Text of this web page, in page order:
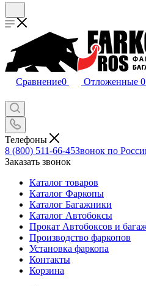
Сравнение0 Отложенные 0
Телефоны
8 (800) 511-66-45Звонок по
Заказать звонок
Каталог товаров
Каталог Фаркопы
Каталог Багажники
Каталог Автобоксы
Прокат Автобоксов и
Производство фаркопов
Установка фаркопа
Контакты
Корзина